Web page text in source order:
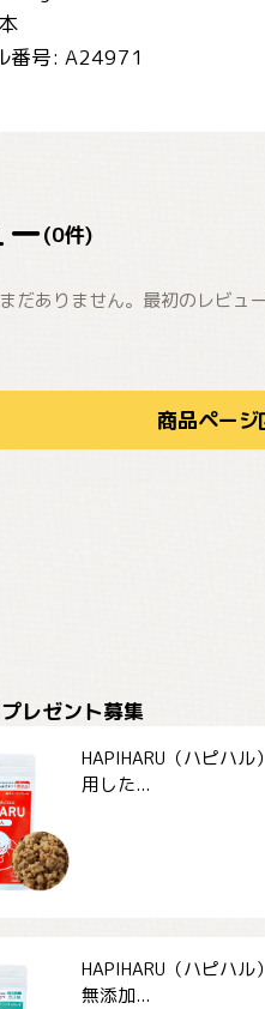
番号: A24971
ー(0件)
だありません。最初のレビュ
商品ページ
レゼント募集
HAPIHARU（ハピハ
用した...
HAPIHARU（ハピハ
無添加...